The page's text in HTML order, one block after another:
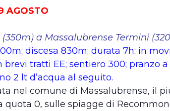
AGOSTO
a Massalubrense Termini
discesa 830m; durata 7h; in
brevi tratti EE; sentiero 300; pranzo
2 lt d’acqua al seguito.
nel comune di Massalubrense, il
quota 0, sulle spiagge di